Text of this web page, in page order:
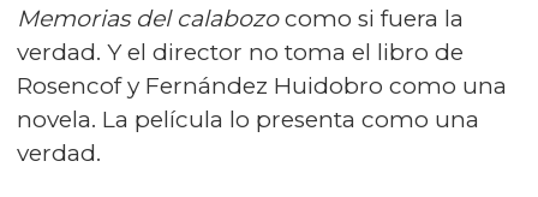
Memorias del calabozocomo si fuera la
verdad. Y el director no toma el libro de
Rosencof y Fernández Huidobro como una
novela. La película lo presenta como una
verdad.